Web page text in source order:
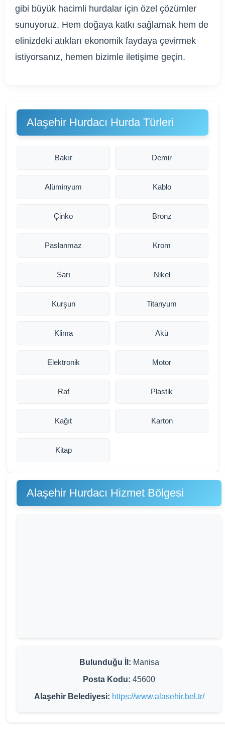
gibi büyük hacimli hurdalar için özel çözümler
sunuyoruz. Hem doğaya katkı sağlamak hem de
elinizdeki atıkları ekonomik faydaya çevirmek
istiyorsanız, hemen bizimle iletişime geçin.
Alaşehir Hurdacı Hurda Türleri
Bakır Demir
Alüminyum Kablo
Çinko Bronz
Paslanmaz Krom
Sarı Nikel
Kurşun Titanyum
Klima Akü
Elektronik Motor
Raf Plastik
Kağıt Karton
Kitap
Alaşehir Hurdacı Hizmet Bölgesi
Bulunduğu İl: Manisa
Posta Kodu: 45600
Alaşehir Belediyesi: https://www.alasehir.bel.tr/